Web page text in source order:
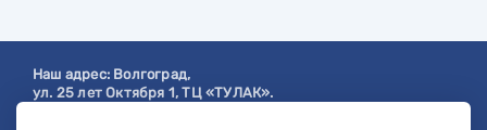
Наш адрес: Волгоград,
ул. 25 лет Октября 1, ТЦ «ТУЛАК».